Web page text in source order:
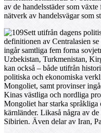
av de handelsstäder som
nätverk av handelsvägar som
Sett utifrån dagens
definitionen av Centralasien
ingår samtliga fem forna
Uzbekistan, Turkmenistan,
kan också – både utifrån
politiska och ekonomiska
Mongoliet, samt provinser
Kinas västliga och nordliga
Mongoliet har starka
kärnländer. Likaså några av
Sibirien. Även delar av Iran,